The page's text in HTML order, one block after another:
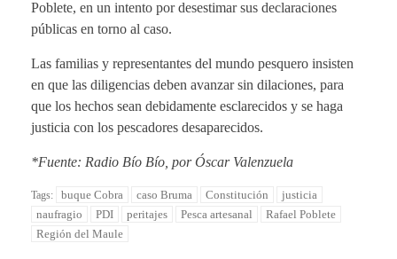
Poblete, en un intento por desestimar sus declaraciones
públicas en torno al caso.
Las familias y representantes del mundo pesquero insisten
en que las diligencias deben avanzar sin dilaciones, para
que los hechos sean debidamente esclarecidos y se haga
justicia con los pescadores desaparecidos.
*Fuente: Radio Bío Bío, por Óscar Valenzuela
Tags: buque Cobra caso Bruma Constitución
justicia
naufragio
PDI peritajes Pesca artesanal
Rafael Poblete
Región del Maule